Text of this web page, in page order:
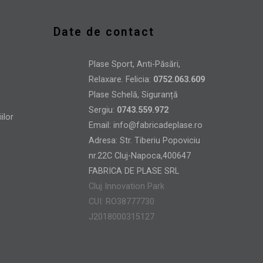
Date de contact
Plase Sport, Anti-Păsări,
Relaxare. Felicia: 0752.063.609
Plase Schelă, Siguranță
Sergiu: 0743.559.972
Email: info@fabricadeplase.ro
Adresa: Str. Tiberiu Popoviciu
nr.22C Cluj-Napoca,400647
FABRICA DE PLASE SRL
Cluj Innovation Park
CUI: RO38777730
J2018000315127